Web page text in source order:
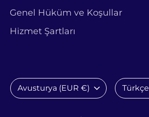
Genel Hüküm ve Koşullar
Hizmet Şartları
Para
birimi
Avusturya (EUR €) DilTürkçe